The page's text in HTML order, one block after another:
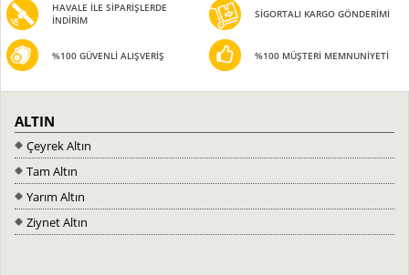
HAVALE İLE SİPARİŞLERDE
İNDİRİM
SİGORTALI KARGO GÖNDERİMİ
%100 GÜVENLİ ALIŞVERİŞ %100 MÜŞTERİ MEMNUNİYETİ
ALTIN
Çeyrek Altın
Tam Altın
Yarım Altın
Ziynet Altın